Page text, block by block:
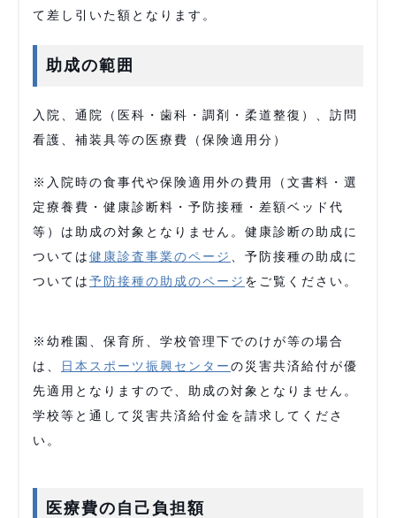
て差し引いた額となります。
助成の範囲
入院、通院（医科・歯科・調剤・柔道整復）、訪問
看護、補装具等の医療費（保険適用分）
※入院時の食事代や保険適用外の費用（文書料・選
定療養費・健康診断料・予防接種・差額ベッド代
等）は助成の対象となりません。健康診断の助成に
ついては健康診査事業のページ
、予防接種の助成に
ついては予防接種の助成のページ をご覧ください。
※幼稚園、保育所、学校管理下でのけが等の場合
は、
日本スポーツ振興センターの災害共済給付が優
先適用となりますので、助成の対象となりません。
学校等と通して災害共済給付金を請求してくださ
い。
医療費の自己負担額